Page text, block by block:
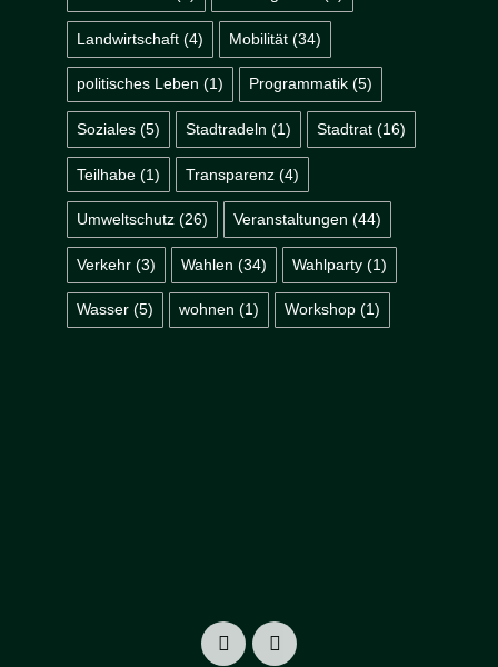
Landwirtschaft (4) Mobilität(34)
politisches Leben (1) Programmatik(5)
Soziales (5) Stadtradeln (1) Stadtrat(16)
Teilhabe (1) Transparenz(4)
Umweltschutz (26) Veranstaltungen (44)
Verkehr (3) Wahlen (34) Wahlparty(1)
Wasser (5) wohnen (1) Workshop(1)